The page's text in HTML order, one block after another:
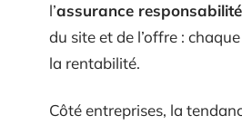
l’assurance
du site et de l’offre :
la rentabilité.
Côté entreprises, la